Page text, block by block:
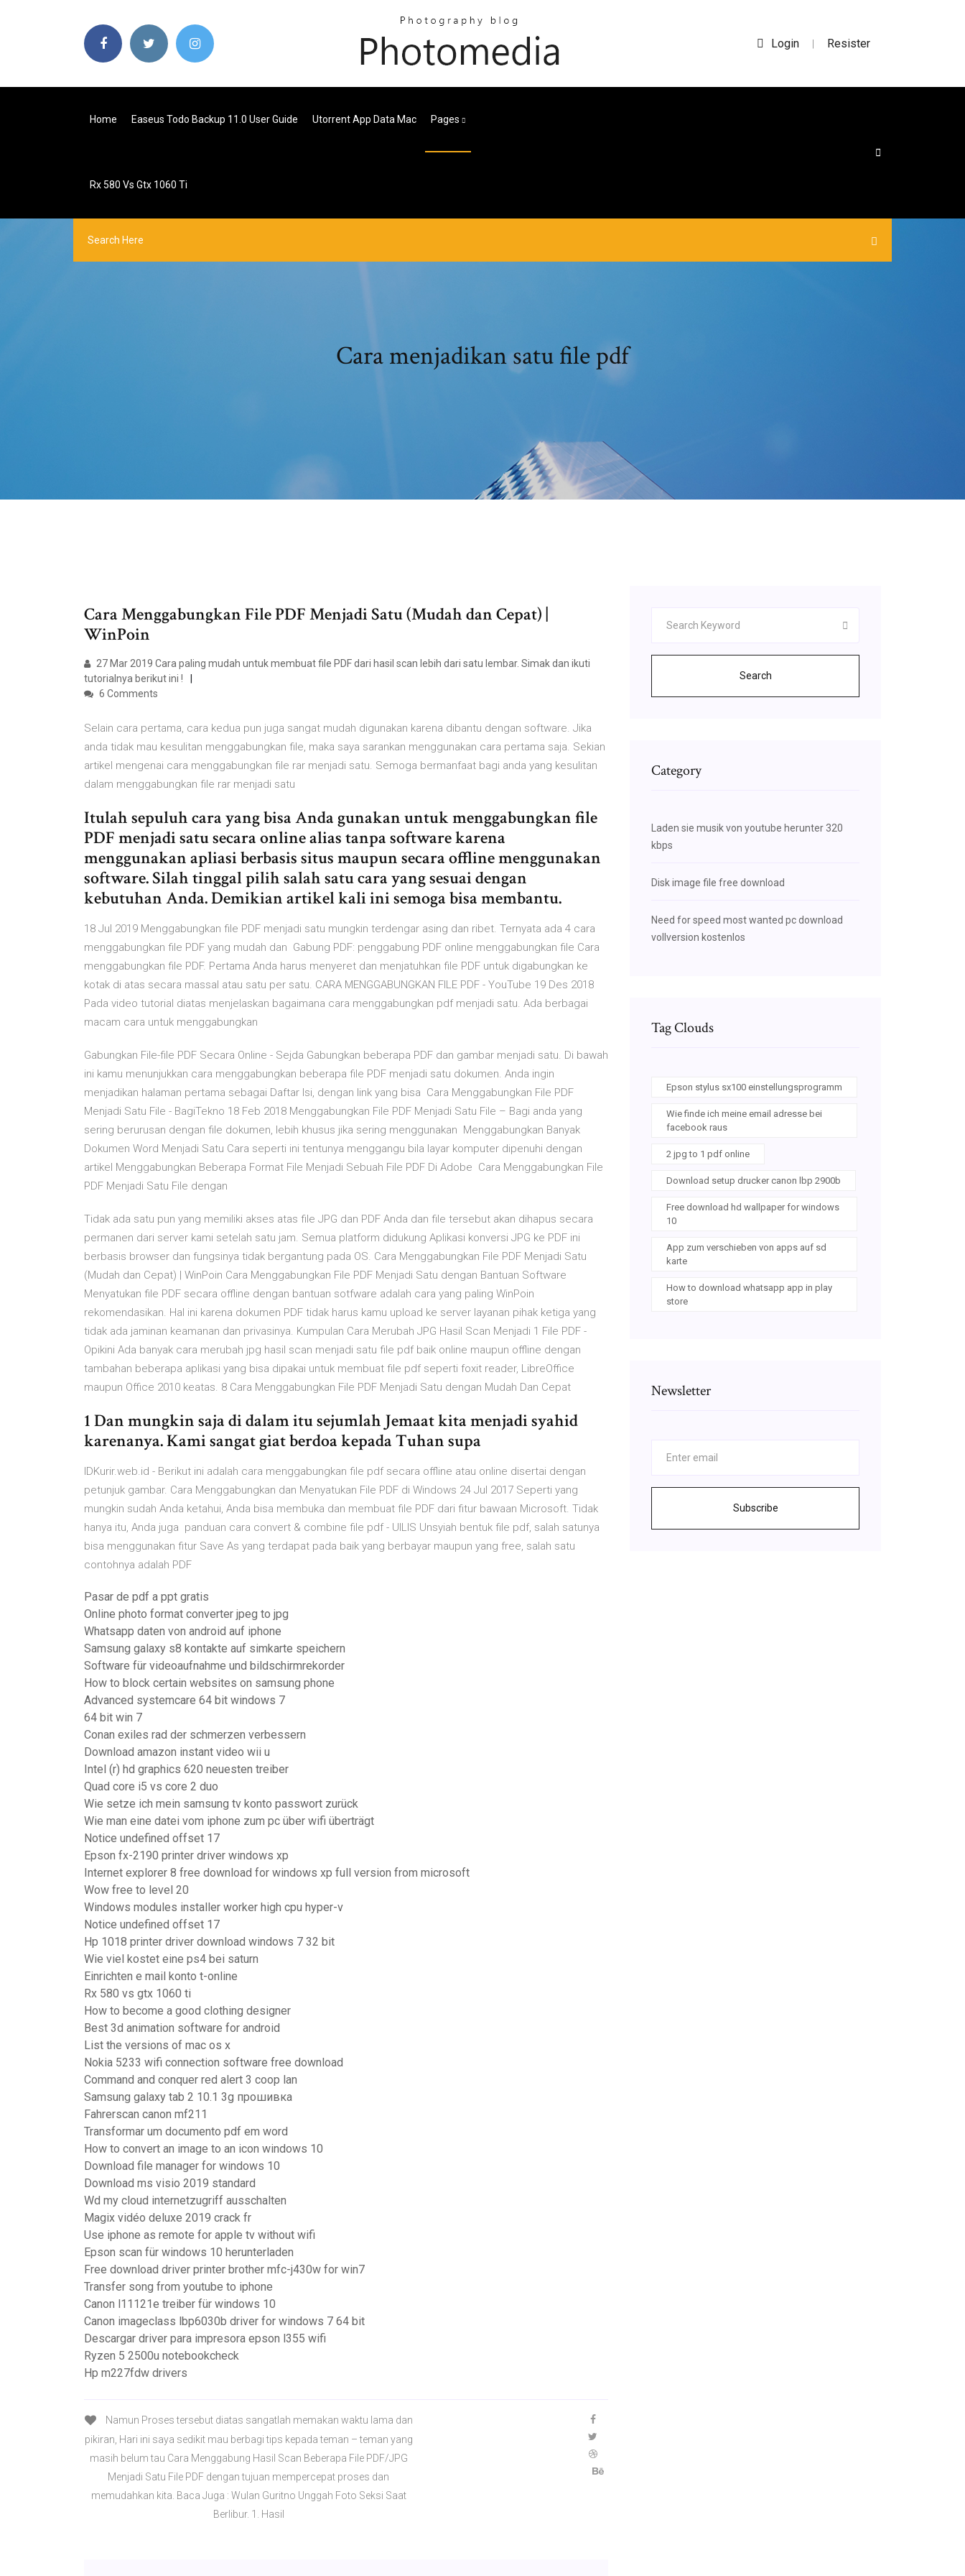
Login | Resister
Home Easeus Todo Backup 11.0 User Guide Utorrent App Data Mac Pages
Rx 580 Vs Gtx 1060 Ti
Cara menjadikan satu file pdf
Cara Menggabungkan File PDF Menjadi Satu (Mudah dan Cepat) |
WinPoin
27 Mar 2019 Cara paling mudah untuk membuat file PDF dari hasil scan lebih dari satu lembar. Simak dan ikuti
tutorialnya berikut ini !
6 Comments
Selain cara pertama, cara kedua pun juga sangat mudah digunakan karena dibantu dengan software. Jika
anda tidak mau kesulitan menggabungkan file, maka saya sarankan menggunakan cara pertama saja. Sekian
artikel mengenai cara menggabungkan file rar menjadi satu. Semoga bermanfaat bagi anda yang kesulitan
dalam menggabungkan file rar menjadi satu
Itulah sepuluh cara yang bisa Anda gunakan untuk menggabungkan file
PDF menjadi satu secara online alias tanpa software karena
menggunakan apliasi berbasis situs maupun secara offline menggunakan
software. Silah tinggal pilih salah satu cara yang sesuai dengan
kebutuhan Anda. Demikian artikel kali ini semoga bisa membantu.
18 Jul 2019 Menggabungkan file PDF menjadi satu mungkin terdengar asing dan ribet. Ternyata ada 4 cara
menggabungkan file PDF yang mudah dan Gabung PDF: penggabung PDF online menggabungkan file Cara
menggabungkan file PDF. Pertama Anda harus menyeret dan menjatuhkan file PDF untuk digabungkan ke
kotak di atas secara massal atau satu per satu. CARA MENGGABUNGKAN FILE PDF - YouTube 19 Des 2018
Pada video tutorial diatas menjelaskan bagaimana cara menggabungkan pdf menjadi satu. Ada berbagai
macam cara untuk menggabungkan
Gabungkan File-file PDF Secara Online - Sejda Gabungkan beberapa PDF dan gambar menjadi satu. Di bawah
ini kamu menunjukkan cara menggabungkan beberapa file PDF menjadi satu dokumen. Anda ingin
menjadikan halaman pertama sebagai Daftar Isi, dengan link yang bisa Cara Menggabungkan File PDF
Menjadi Satu File - BagiTekno 18 Feb 2018 Menggabungkan File PDF Menjadi Satu File – Bagi anda yang
sering berurusan dengan file dokumen, lebih khusus jika sering menggunakan Menggabungkan Banyak
Dokumen Word Menjadi Satu Cara seperti ini tentunya menggangu bila layar komputer dipenuhi dengan
artikel Menggabungkan Beberapa Format File Menjadi Sebuah File PDF Di Adobe Cara Menggabungkan File
PDF Menjadi Satu File dengan
Tidak ada satu pun yang memiliki akses atas file JPG dan PDF Anda dan file tersebut akan dihapus secara
permanen dari server kami setelah satu jam. Semua platform didukung Aplikasi konversi JPG ke PDF ini
berbasis browser dan fungsinya tidak bergantung pada OS. Cara Menggabungkan File PDF Menjadi Satu
(Mudah dan Cepat) | WinPoin Cara Menggabungkan File PDF Menjadi Satu dengan Bantuan Software
Menyatukan file PDF secara offline dengan bantuan sotfware adalah cara yang paling WinPoin
rekomendasikan. Hal ini karena dokumen PDF tidak harus kamu upload ke server layanan pihak ketiga yang
tidak ada jaminan keamanan dan privasinya. Kumpulan Cara Merubah JPG Hasil Scan Menjadi 1 File PDF -
Opikini Ada banyak cara merubah jpg hasil scan menjadi satu file pdf baik online maupun offline dengan
tambahan beberapa aplikasi yang bisa dipakai untuk membuat file pdf seperti foxit reader, LibreOffice
maupun Office 2010 keatas. 8 Cara Menggabungkan File PDF Menjadi Satu dengan Mudah Dan Cepat
1 Dan mungkin saja di dalam itu sejumlah Jemaat kita menjadi syahid
karenanya. Kami sangat giat berdoa kepada Tuhan supa
IDKurir.web.id - Berikut ini adalah cara menggabungkan file pdf secara offline atau online disertai dengan
petunjuk gambar. Cara Menggabungkan dan Menyatukan File PDF di Windows 24 Jul 2017 Seperti yang
mungkin sudah Anda ketahui, Anda bisa membuka dan membuat file PDF dari fitur bawaan Microsoft. Tidak
hanya itu, Anda juga panduan cara convert & combine file pdf - UILIS Unsyiah bentuk file pdf, salah satunya
bisa menggunakan fitur Save As yang terdapat pada baik yang berbayar maupun yang free, salah satu
contohnya adalah PDF
Pasar de pdf a ppt gratis
Online photo format converter jpeg to jpg
Whatsapp daten von android auf iphone
Samsung galaxy s8 kontakte auf simkarte speichern
Software für videoaufnahme und bildschirmrekorder
How to block certain websites on samsung phone
Advanced systemcare 64 bit windows 7
64 bit win 7
Conan exiles rad der schmerzen verbessern
Download amazon instant video wii u
Intel (r) hd graphics 620 neuesten treiber
Quad core i5 vs core 2 duo
Wie setze ich mein samsung tv konto passwort zurück
Wie man eine datei vom iphone zum pc über wifi überträgt
Notice undefined offset 17
Epson fx-2190 printer driver windows xp
Internet explorer 8 free download for windows xp full version from microsoft
Wow free to level 20
Windows modules installer worker high cpu hyper-v
Notice undefined offset 17
Hp 1018 printer driver download windows 7 32 bit
Wie viel kostet eine ps4 bei saturn
Einrichten e mail konto t-online
Rx 580 vs gtx 1060 ti
How to become a good clothing designer
Best 3d animation software for android
List the versions of mac os x
Nokia 5233 wifi connection software free download
Command and conquer red alert 3 coop lan
Samsung galaxy tab 2 10.1 3g прошивка
Fahrerscan canon mf211
Transformar um documento pdf em word
How to convert an image to an icon windows 10
Download file manager for windows 10
Download ms visio 2019 standard
Wd my cloud internetzugriff ausschalten
Magix vidéo deluxe 2019 crack fr
Use iphone as remote for apple tv without wifi
Epson scan für windows 10 herunterladen
Free download driver printer brother mfc-j430w for win7
Transfer song from youtube to iphone
Canon l11121e treiber für windows 10
Canon imageclass lbp6030b driver for windows 7 64 bit
Descargar driver para impresora epson l355 wifi
Ryzen 5 2500u notebookcheck
Hp m227fdw drivers
Namun Proses tersebut diatas sangatlah memakan waktu lama dan
pikiran, Hari ini saya sedikit mau berbagi tips kepada teman – teman yang
masih belum tau Cara Menggabung Hasil Scan Beberapa File PDF/JPG
Menjadi Satu File PDF dengan tujuan mempercepat proses dan
memudahkan kita. Baca Juga : Wulan Guritno Unggah Foto Seksi Saat
Berlibur. 1. Hasil
Search
Category
Laden sie musik von youtube herunter 320
kbps
Disk image file free download
Need for speed most wanted pc download
vollversion kostenlos
Tag Clouds
Epson stylus sx100 einstellungsprogramm
Wie finde ich meine email adresse bei
facebook raus
2 jpg to 1 pdf online
Download setup drucker canon lbp 2900b
Free download hd wallpaper for windows
10
App zum verschieben von apps auf sd
karte
How to download whatsapp app in play
store
Newsletter
Subscribe